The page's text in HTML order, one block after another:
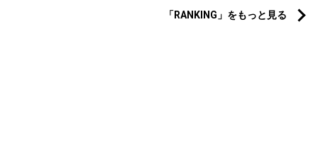
「RANKING」をもっと見る